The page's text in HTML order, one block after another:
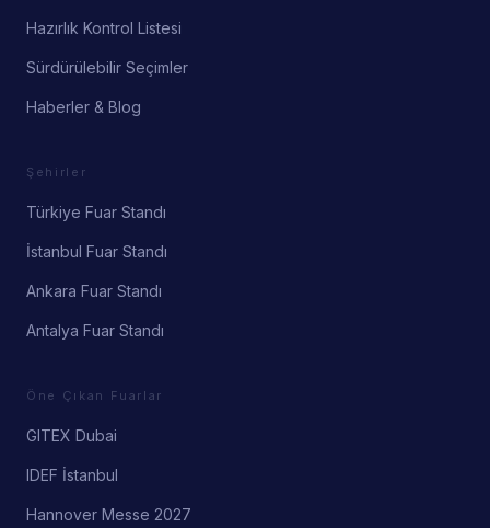
Hazırlık Kontrol Listesi
Sürdürülebilir Seçimler
Haberler & Blog
Şehirler
Türkiye Fuar Standı
İstanbul Fuar Standı
Ankara Fuar Standı
Antalya Fuar Standı
Öne Çıkan Fuarlar
GITEX Dubai
IDEF İstanbul
Hannover Messe 2027